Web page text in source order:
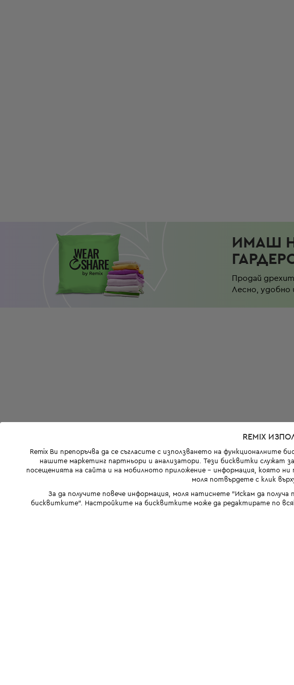
ИМАШ
Продай
Лесно, удобно
REMIX
Remix Ви препоръчва да се съгласите с използването на функционалните
нашите маркетинг партньори и анализатори. Тези бисквитки служат
посещенията на сайта и на мобилното приложение - информация, която ни
моля потвърдете с клик
За да получите повече информация, моля натиснете "Искам да
бисквитките". Настройките на бисквитките може да редактирате по